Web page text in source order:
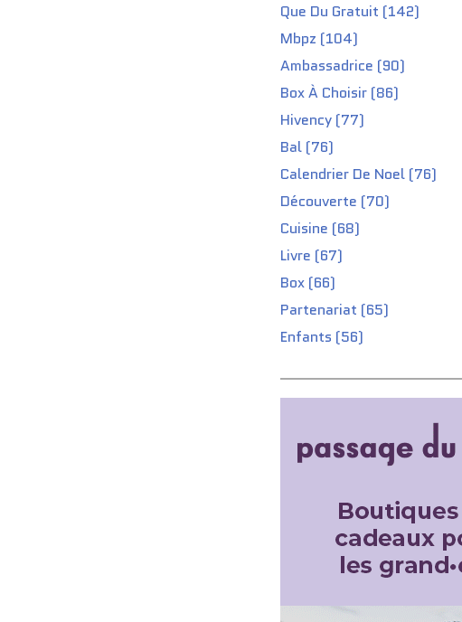
Que Du Gratuit (142)
Mbpz (104)
Ambassadrice (90)
Box À Choisir (86)
Hivency (77)
Bal (76)
Calendrier De Noel (76)
Découverte (70)
Cuisine (68)
Livre (67)
Box (66)
Partenariat (65)
Enfants (56)